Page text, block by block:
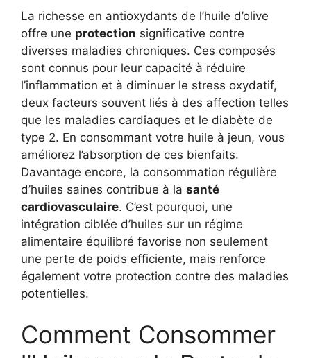
La richesse en antioxydants de l’huile d’olive
offre une protection significative contre
diverses maladies chroniques. Ces composés
sont connus pour leur capacité à réduire
l’inflammation et à diminuer le stress oxydatif,
deux facteurs souvent liés à des affection telles
que les maladies cardiaques et le diabète de
type 2. En consommant votre huile à jeun, vous
améliorez l’absorption de ces bienfaits.
Davantage encore, la consommation régulière
d’huiles saines contribue à la santé
cardiovasculaire. C’est pourquoi, une
intégration ciblée d’huiles sur un régime
alimentaire équilibré favorise non seulement
une perte de poids efficiente, mais renforce
également votre protection contre des maladies
potentielles.
Comment Consommer